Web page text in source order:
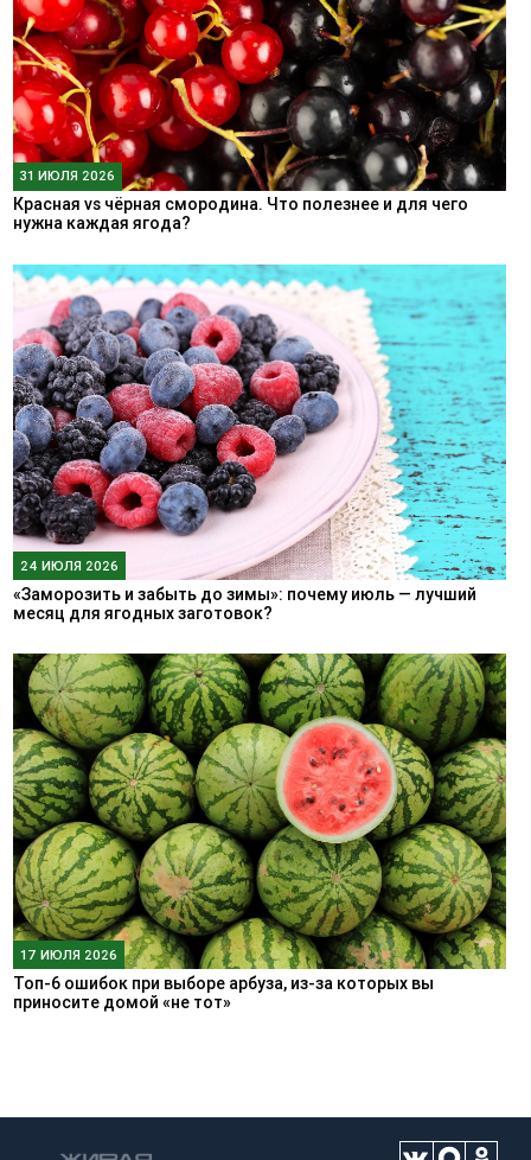
31 ИЮЛЯ 2026
Красная vs чёрная смородина. Что полезнее и для чего
нужна каждая ягода?
24 ИЮЛЯ 2026
«Заморозить и забыть до зимы»: почему июль — лучший
месяц для ягодных заготовок?
17 ИЮЛЯ 2026
Топ-6 ошибок при выборе арбуза, из-за которых вы
приносите домой «не тот»